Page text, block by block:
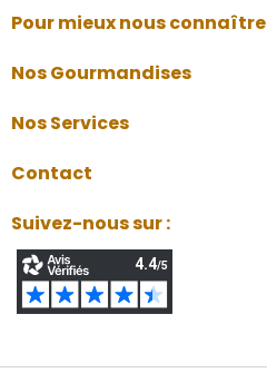
Pour mieux nous connaître
Nos Gourmandises
Nos Services
Contact
Suivez-nous sur :